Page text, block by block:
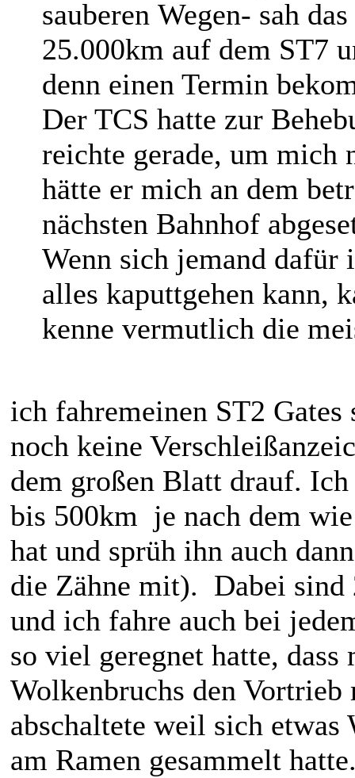
sauberen Wegen- sah
25.000km auf dem ST7
denn einen Termin
Der TCS hatte zur
reichte gerade, um mich
hätte er mich an dem
nächsten Bahnhof
Wenn sich jemand dafür
alles kaputtgehen kann,
kenne vermutlich die
ich fahremeinen ST2
noch keine
dem großen Blatt drauf.
bis 500km je nach dem
hat und sprüh ihn auch
die Zähne mit). Dabei sind
und ich fahre auch bei
so viel geregnet hatte,
Wolkenbruchs den
abschaltete weil sich etwas
am Ramen gesammelt